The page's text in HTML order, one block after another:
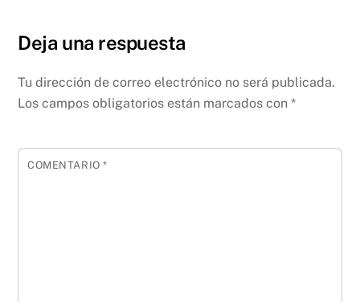
Deja una respuesta
Tu dirección de correo electrónico no será publicada.
Los campos obligatorios están marcados con*
COMENTARIO*